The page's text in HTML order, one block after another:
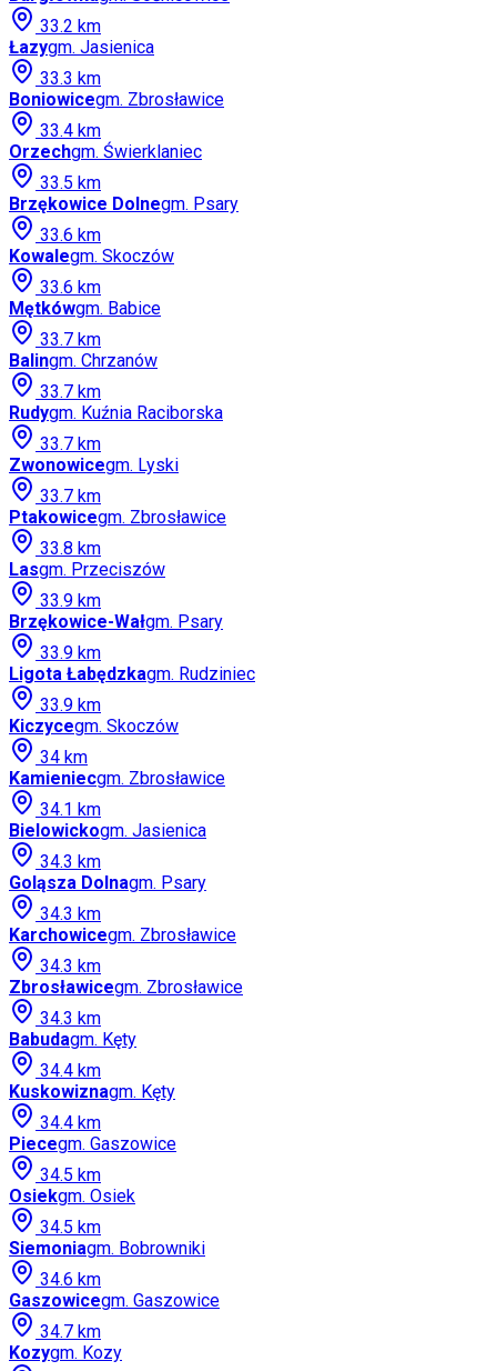
33.2 km
Łazygm. Jasienica
33.3 km
Boniowicegm. Zbrosławice
33.4 km
Orzechgm. Świerklaniec
33.5 km
Brzękowice Dolnegm. Psary
33.6 km
Kowalegm. Skoczów
33.6 km
Mętkówgm. Babice
33.7 km
Balingm. Chrzanów
33.7 km
Rudygm. Kuźnia Raciborska
33.7 km
Zwonowicegm. Lyski
33.7 km
Ptakowicegm. Zbrosławice
33.8 km
Lasgm. Przeciszów
33.9 km
Brzękowice-Wałgm. Psary
33.9 km
Ligota Łabędzkagm. Rudziniec
33.9 km
Kiczycegm. Skoczów
34 km
Kamieniecgm. Zbrosławice
34.1 km
Bielowickogm. Jasienica
34.3 km
Goląsza Dolnagm. Psary
34.3 km
Karchowicegm. Zbrosławice
34.3 km
Zbrosławicegm. Zbrosławice
34.3 km
Babudagm. Kęty
34.4 km
Kuskowiznagm. Kęty
34.4 km
Piecegm. Gaszowice
34.5 km
Osiekgm. Osiek
34.5 km
Siemoniagm. Bobrowniki
34.6 km
Gaszowicegm. Gaszowice
34.7 km
Kozygm. Kozy